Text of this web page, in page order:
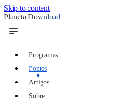
Skip to content
Planeta Download
Programas
Fontes
Artigos
Sobre